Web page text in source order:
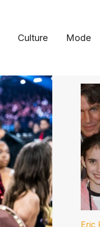
Culture Mode
Eric